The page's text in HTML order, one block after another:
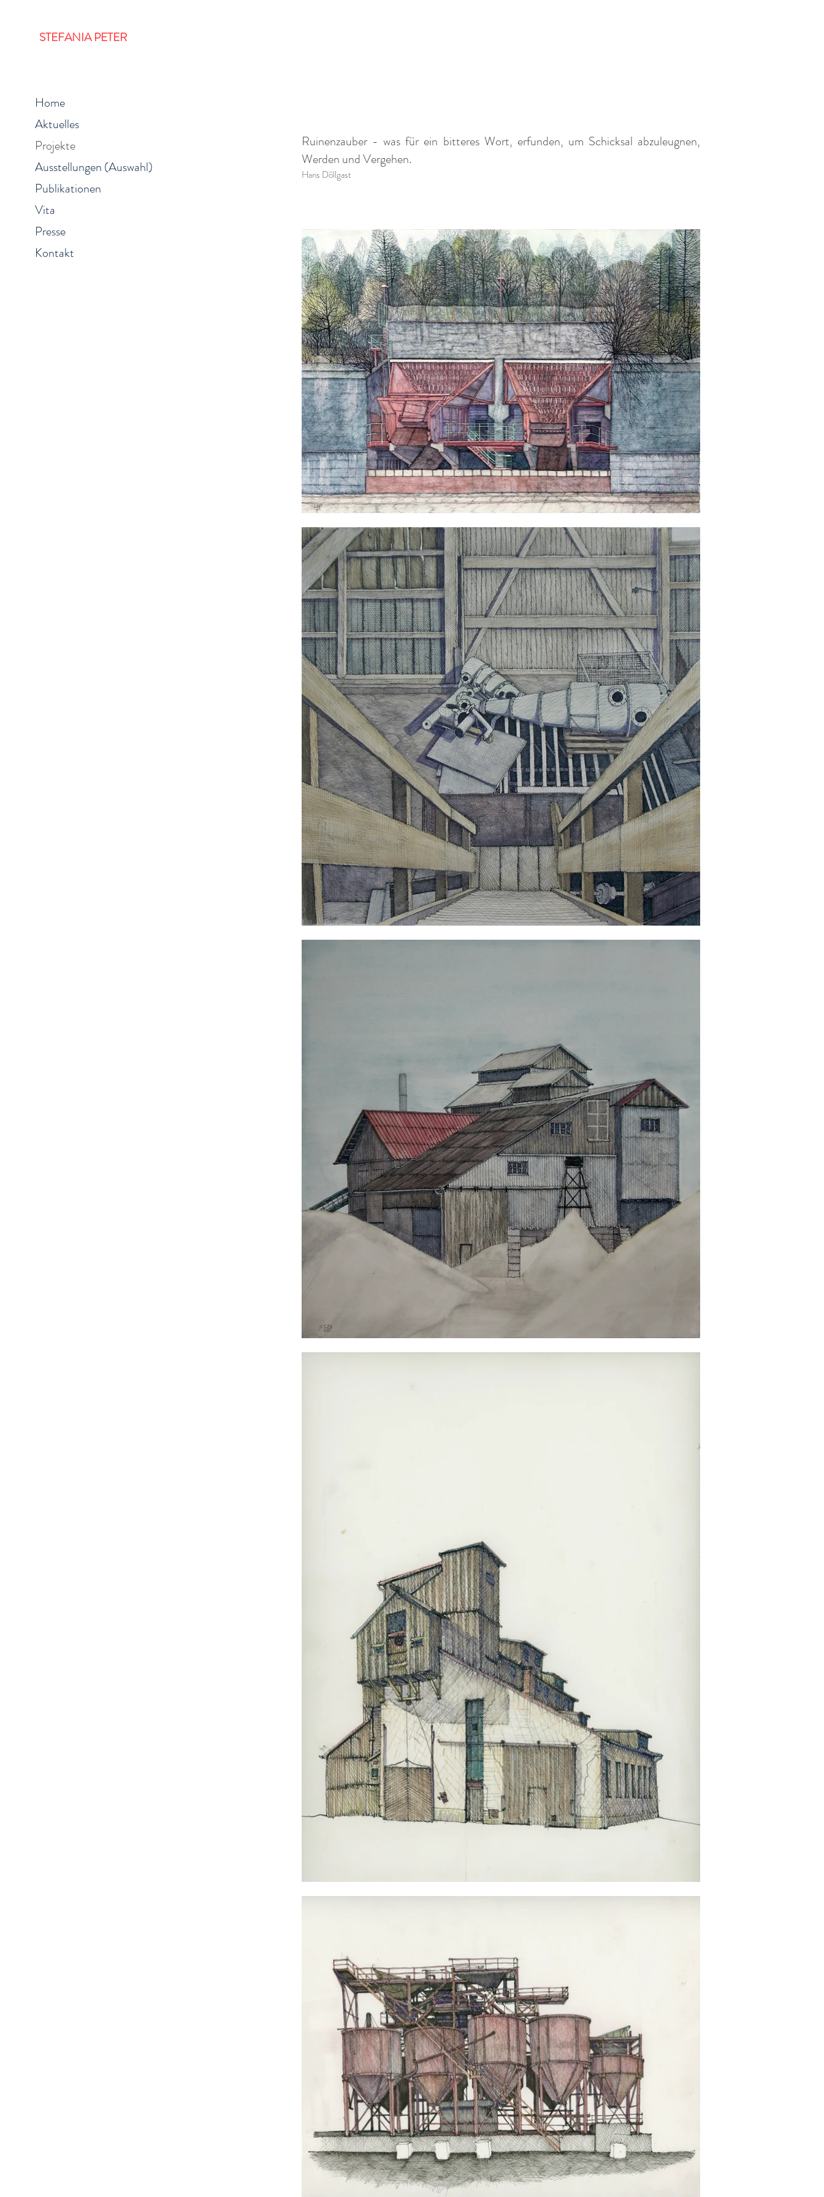
Home
Aktuelles
Projekte
Ausstellungen (Auswahl)
Publikationen
Vita
Presse
Kontakt
STEFANIA PETER
Ruinenzauber - was für ein bitteres Wort, erfunden, um Schicksal abzuleugnen,
Werden und Vergehen.
Hans Döllgast